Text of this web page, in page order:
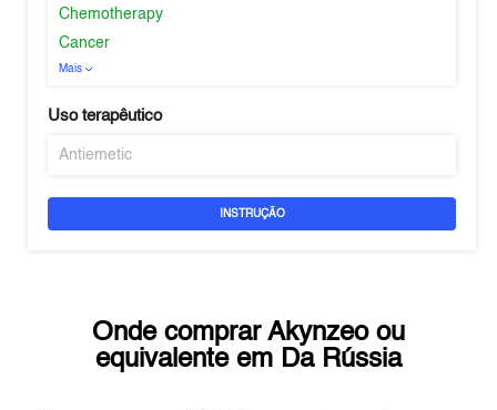
Chemotherapy
Cancer
Mais
Uso terapêutico
Antiemetic
INSTRUÇÃO
Onde comprar Akynzeoou
equivalente em Da Rússia